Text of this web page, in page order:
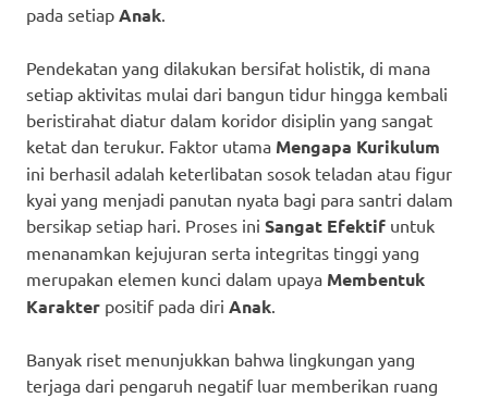
pada setiap Anak
Pendekatan yang dilakukan bersifat holistik, di mana
setiap aktivitas mulai dari bangun tidur hingga kembali
beristirahat diatur dalam koridor disiplin yang sangat
ketat dan terukur. Faktor utama Mengapa Kurikulum
ini berhasil adalah keterlibatan sosok teladan atau figur
kyai yang menjadi panutan nyata bagi para santri dalam
bersikap setiap hari. Proses ini Sangat Efektif untuk
menanamkan kejujuran serta integritas tinggi yang
merupakan elemen kunci dalam upaya Membentuk
Karakter positif pada diri Anak
Banyak riset menunjukkan bahwa lingkungan yang
terjaga dari pengaruh negatif luar memberikan ruang